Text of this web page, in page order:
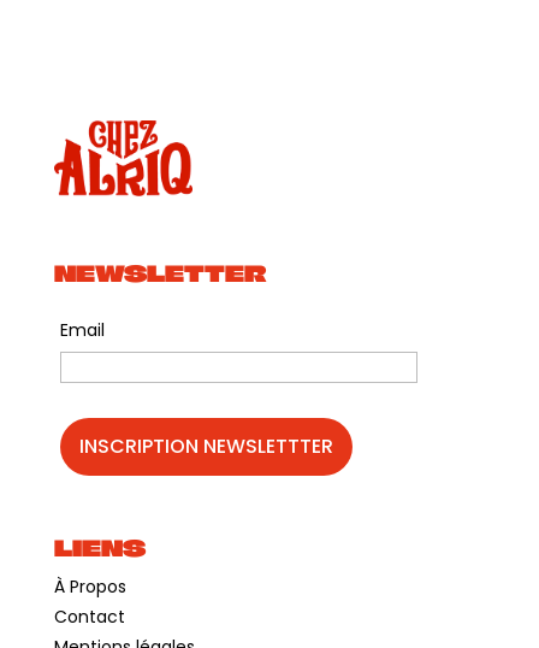
NEWSLETTER
Email
LIENS
À Propos
Contact